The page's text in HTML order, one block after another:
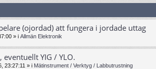
(ojordad) att fungera i jordade uttag
» i Allmän Elektronik
eventuellt YIG / YLO.
23:27:11 » i Mätinstrument / Verktyg / Labbutrustning